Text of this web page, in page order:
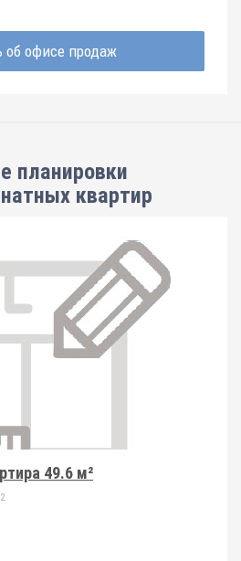
об офисе продаж
планировки
квартир
49.6 м²
2